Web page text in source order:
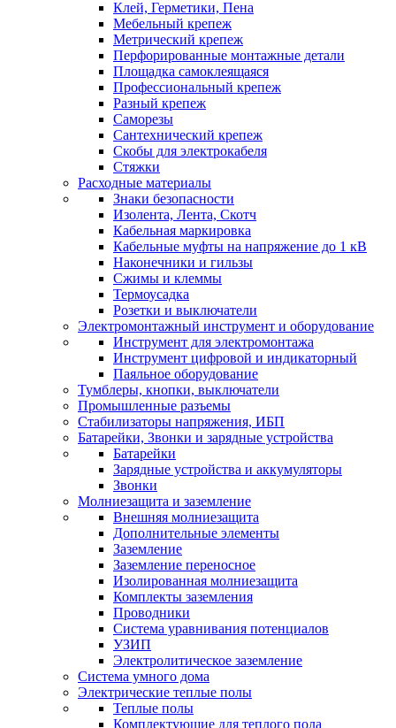
Клей, Герметики, Пена
Мебельный крепеж
Метрический крепеж
Перфорированные монтажные детали
Площадка самоклеящаяся
Профессиональный крепеж
Разный крепеж
Саморезы
Сантехнический крепеж
Скобы для электрокабеля
Стяжки
Расходные материалы
Знаки безопасности
Изолента, Лента, Скотч
Кабельная маркировка
Кабельные муфты на напряжение до 1 кВ
Наконечники и гильзы
Сжимы и клеммы
Термоусадка
Розетки и выключатели
Электромонтажный инструмент и оборудование
Инструмент для электромонтажа
Инструмент цифровой и индикаторный
Паяльное оборудование
Тумблеры, кнопки, выключатели
Промышленные разъемы
Стабилизаторы напряжения, ИБП
Батарейки, Звонки и зарядные устройства
Батарейки
Зарядные устройства и аккумуляторы
Звонки
Молниезащита и заземление
Внешняя молниезащита
Дополнительные элементы
Заземление
Заземление переносное
Изолированная молниезащита
Комплекты заземления
Проводники
Система уравнивания потенциалов
УЗИП
Электролитическое заземление
Система умного дома
Электрические теплые полы
Теплые полы
Комплектующие для теплого пола